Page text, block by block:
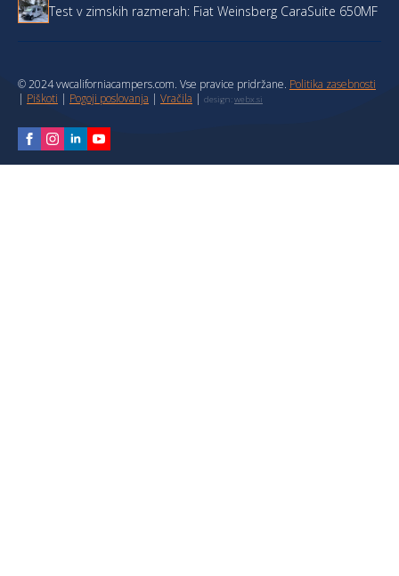
Test v zimskih razmerah: Fiat Weinsberg CaraSuite 650MF
© 2024 vwcaliforniacampers.com. Vse pravice pridržane. Politika zasebnosti
| Piškoti | Pogoji poslovanja | Vračila | design:webx.si